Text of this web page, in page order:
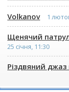
Volkanov 1
Щенячий
25 січня, 11:30
Різдвяний джаз